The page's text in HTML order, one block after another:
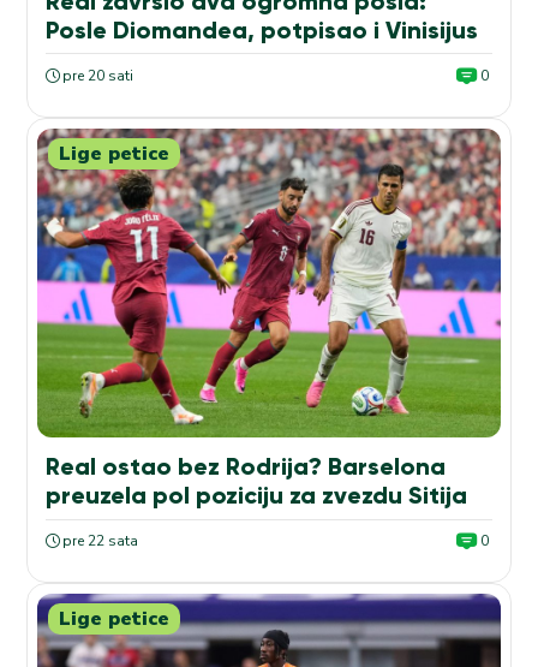
Posle Diomandea, potpisao i Vinisijus
pre 20 sati 0
Lige petice
Real ostao bez Rodrija? Barselona
preuzela pol poziciju za zvezdu Sitija
pre 22 sata 0
Lige petice